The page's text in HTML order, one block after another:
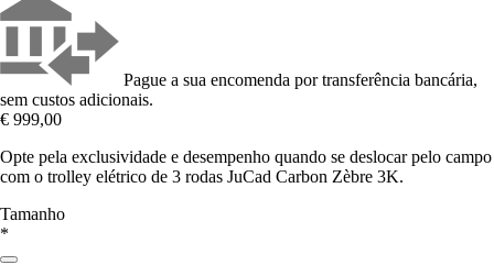
Pague a sua encomenda por transferência bancária,
sem custos adicionais.
€ 999,00
Opte pela exclusividade e desempenho quando se deslocar pelo campo
com o trolley elétrico de 3 rodas JuCad Carbon Zèbre 3K.
Tamanho
*